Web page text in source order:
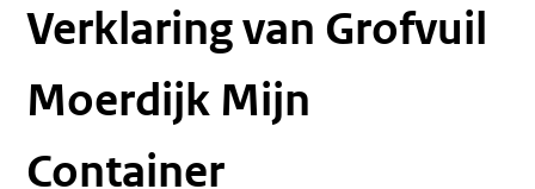
Verklaring van Grofvuil
Moerdijk Mijn
Container